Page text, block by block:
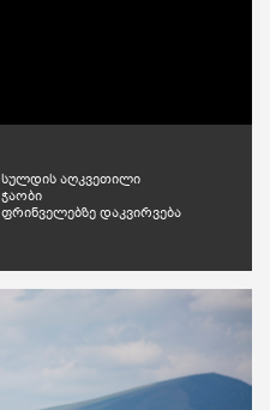
სულდის აღკვეთილი
ჭაობი
ფრინველებზე დაკვირვება